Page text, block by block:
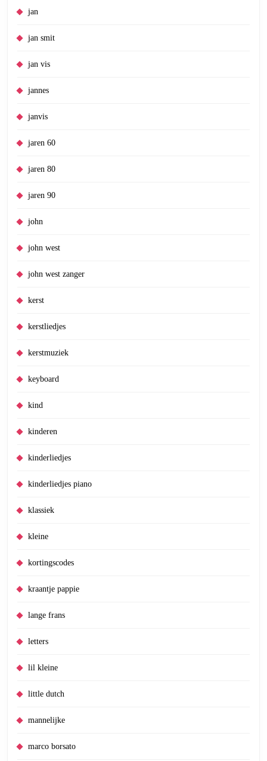
jan
jan smit
jan vis
jannes
janvis
jaren 60
jaren 80
jaren 90
john
john west
john west zanger
kerst
kerstliedjes
kerstmuziek
keyboard
kind
kinderen
kinderliedjes
kinderliedjes piano
klassiek
kleine
kortingscodes
kraantje pappie
lange frans
letters
lil kleine
little dutch
mannelijke
marco borsato